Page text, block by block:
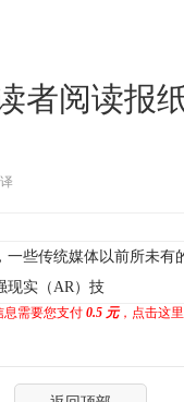
者阅读报
传统媒体以前所未有
现实（AR）技
息需要您支付 0.5 元，点击这